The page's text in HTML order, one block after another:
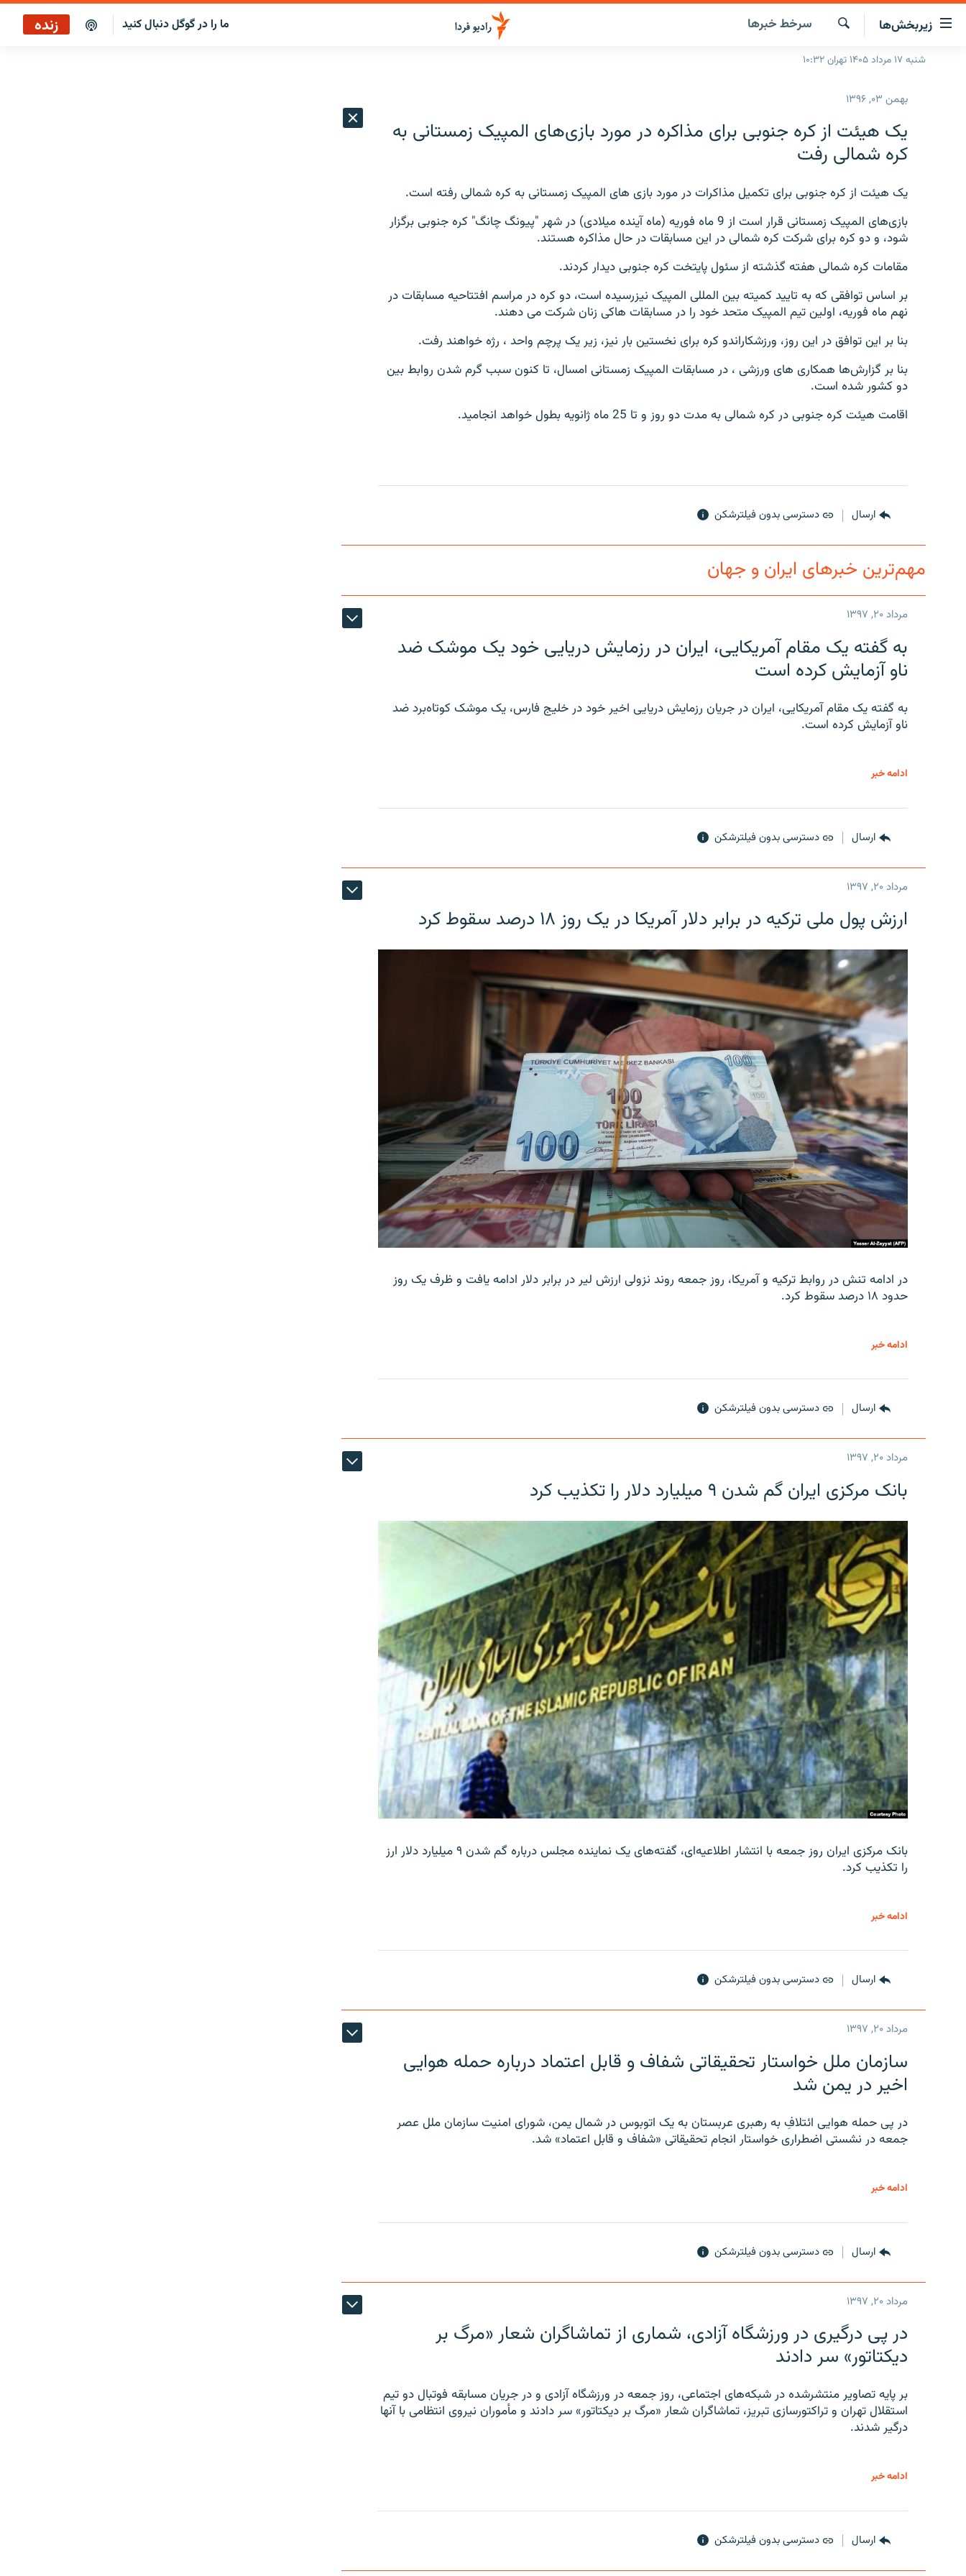
لینک‌های
قابلیت
دسترسی
زیربخش‌ها
صفحه اصلی
انتخاب کنید و بشنوید
برنامه‌های رادیویی
فرکانس‌ها
چندرسانه‌ای
گزارش‌های تصویری
گزارش‌های ویدئویی
جستجو
سرخط‌ خبرها ما را در گوگل دنبال کنید زنده
شنبه ۱۷ مرداد ۱۴۰۵ تهران ۱۰:۳۲
بهمن ۰۳, ۱۳۹۶
یک هیئت از کره جنوبی برای مذاکره در مورد بازی‌های المپیک زمستانی به
کره شمالی رفت
یک هیئت از کره جنوبی برای تکمیل مذاکرات در مورد بازی های المپیک زمستانی به کره شمالی رفته است.
بازی‌های المپیک زمستانی قرار است از 9 ماه فوریه (ماه آینده میلادی) در شهر "پیونگ چانگ" کره جنوبی برگزار
شود، و دو کره برای شرکت کره شمالی در این مسابقات در حال مذاکره هستند.
مقامات کره شمالی هفته گذشته از سئول پایتخت کره جنوبی دیدار کردند.
بر اساس توافقی که به تایید کمیته بین المللی المپیک نیزرسیده است، دو کره در مراسم افتتاحیه مسابقات در
نهم ماه فوریه، اولین تیم المپیک متحد خود را در مسابقات هاکی زنان شرکت می دهند.
بنا بر این توافق در این روز، ورزشکاراندو کره برای نخستین بار نیز، زیر یک پرچم واحد ، رژه خواهند رفت.
بنا بر گزارش‌ها همکاری های ورزشی ، در مسابقات المپیک زمستانی امسال، تا کنون سبب گرم شدن روابط بین
دو کشور شده است.
اقامت هیئت کره جنوبی در کره شمالی به مدت دو روز و تا 25 ماه ژانویه بطول خواهد انجامید.
ارسال دسترسی بدون فیلترشکن
مهم‌ترین خبرهای ایران و جهان
مرداد ۲۰, ۱۳۹۷
به گفته یک مقام آمریکایی، ایران در رزمایش دریایی خود یک موشک ضد
ناو آزمایش کرده است
به گفته یک مقام آمریکایی، ایران در جریان رزمایش دریایی اخیر خود در خلیج فارس، یک موشک کوتاه‌برد ضد
ناو آزمایش کرده است.
ادامه خبر
ارسال دسترسی بدون فیلترشکن
مرداد ۲۰, ۱۳۹۷
ارزش پول ملی ترکیه در برابر دلار آمریکا در یک روز ۱۸ درصد سقوط کرد
در ادامه تنش در روابط ترکیه و آمریکا، روز جمعه روند نزولی ارزش لیر در برابر دلار ادامه یافت و ظرف یک روز
حدود ۱۸ درصد سقوط کرد.
ادامه خبر
ارسال دسترسی بدون فیلترشکن
مرداد ۲۰, ۱۳۹۷
بانک مرکزی ایران گم شدن ۹ میلیارد دلار را تکذیب کرد
بانک مرکزی ایران روز جمعه با انتشار اطلاعیه‌ای، گفته‌های یک نماینده مجلس درباره گم شدن ۹ میلیارد دلار ارز
را تکذیب کرد.
ادامه خبر
ارسال دسترسی بدون فیلترشکن
مرداد ۲۰, ۱۳۹۷
سازمان ملل خواستار تحقیقاتی شفاف و قابل اعتماد درباره حمله هوایی
اخیر در یمن شد
در پی حمله هوایی ائتلافِ به رهبری عربستان به یک اتوبوس در شمال یمن، شورای امنیت سازمان ملل عصر
جمعه در نشستی اضطراری خواستار انجام تحقیقاتی «شفاف و قابل اعتماد» شد.
ادامه خبر
ارسال دسترسی بدون فیلترشکن
مرداد ۲۰, ۱۳۹۷
در پی درگیری در ورزشگاه آزادی، شماری از تماشاگران شعار «مرگ بر
دیکتاتور» سر دادند
بر پایه تصاویر منتشرشده در شبکه‌های اجتماعی، روز جمعه در ورزشگاه آزادی و در جریان مسابقه فوتبال دو تیم
استقلال تهران و تراکتورسازی تبریز، تماشاگران شعار «مرگ بر دیکتاتور» سر دادند و مأموران نیروی انتظامی با آنها
درگیر شدند.
ادامه خبر
ارسال دسترسی بدون فیلترشکن